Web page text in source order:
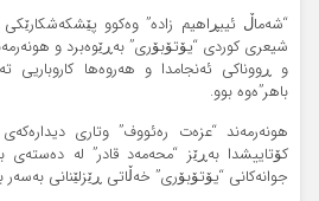
“شەماڵ ئیبڕاهیم زادە” وەکوو
شیعری کوردی “یۆتۆبۆری” بەڕێوەبرد و
و ڕووناکی ئه‌نجامدا و هه‌روه‌ها کاروباریی
باهر”ەوە بوو.
هونەرمەند “عزەت رەئووف” وتاری
کۆتاییشدا به‌ڕێز “محه‌مه‌د قادر” لە دەستەی
جوانەکانی “یۆتۆبۆری” خەڵاتی ڕێزلێنانی بەسەر